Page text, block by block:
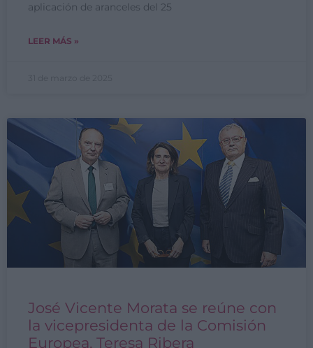
aplicación de aranceles del 25
LEER MÁS »
José Vicente Morata se reúne con
la vicepresidenta de la Comisión
Europea, Teresa Ribera